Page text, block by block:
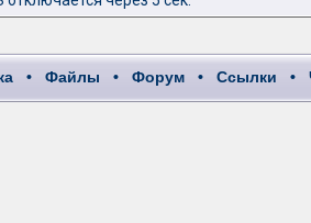
• Файлы • Форум • Ссылки •